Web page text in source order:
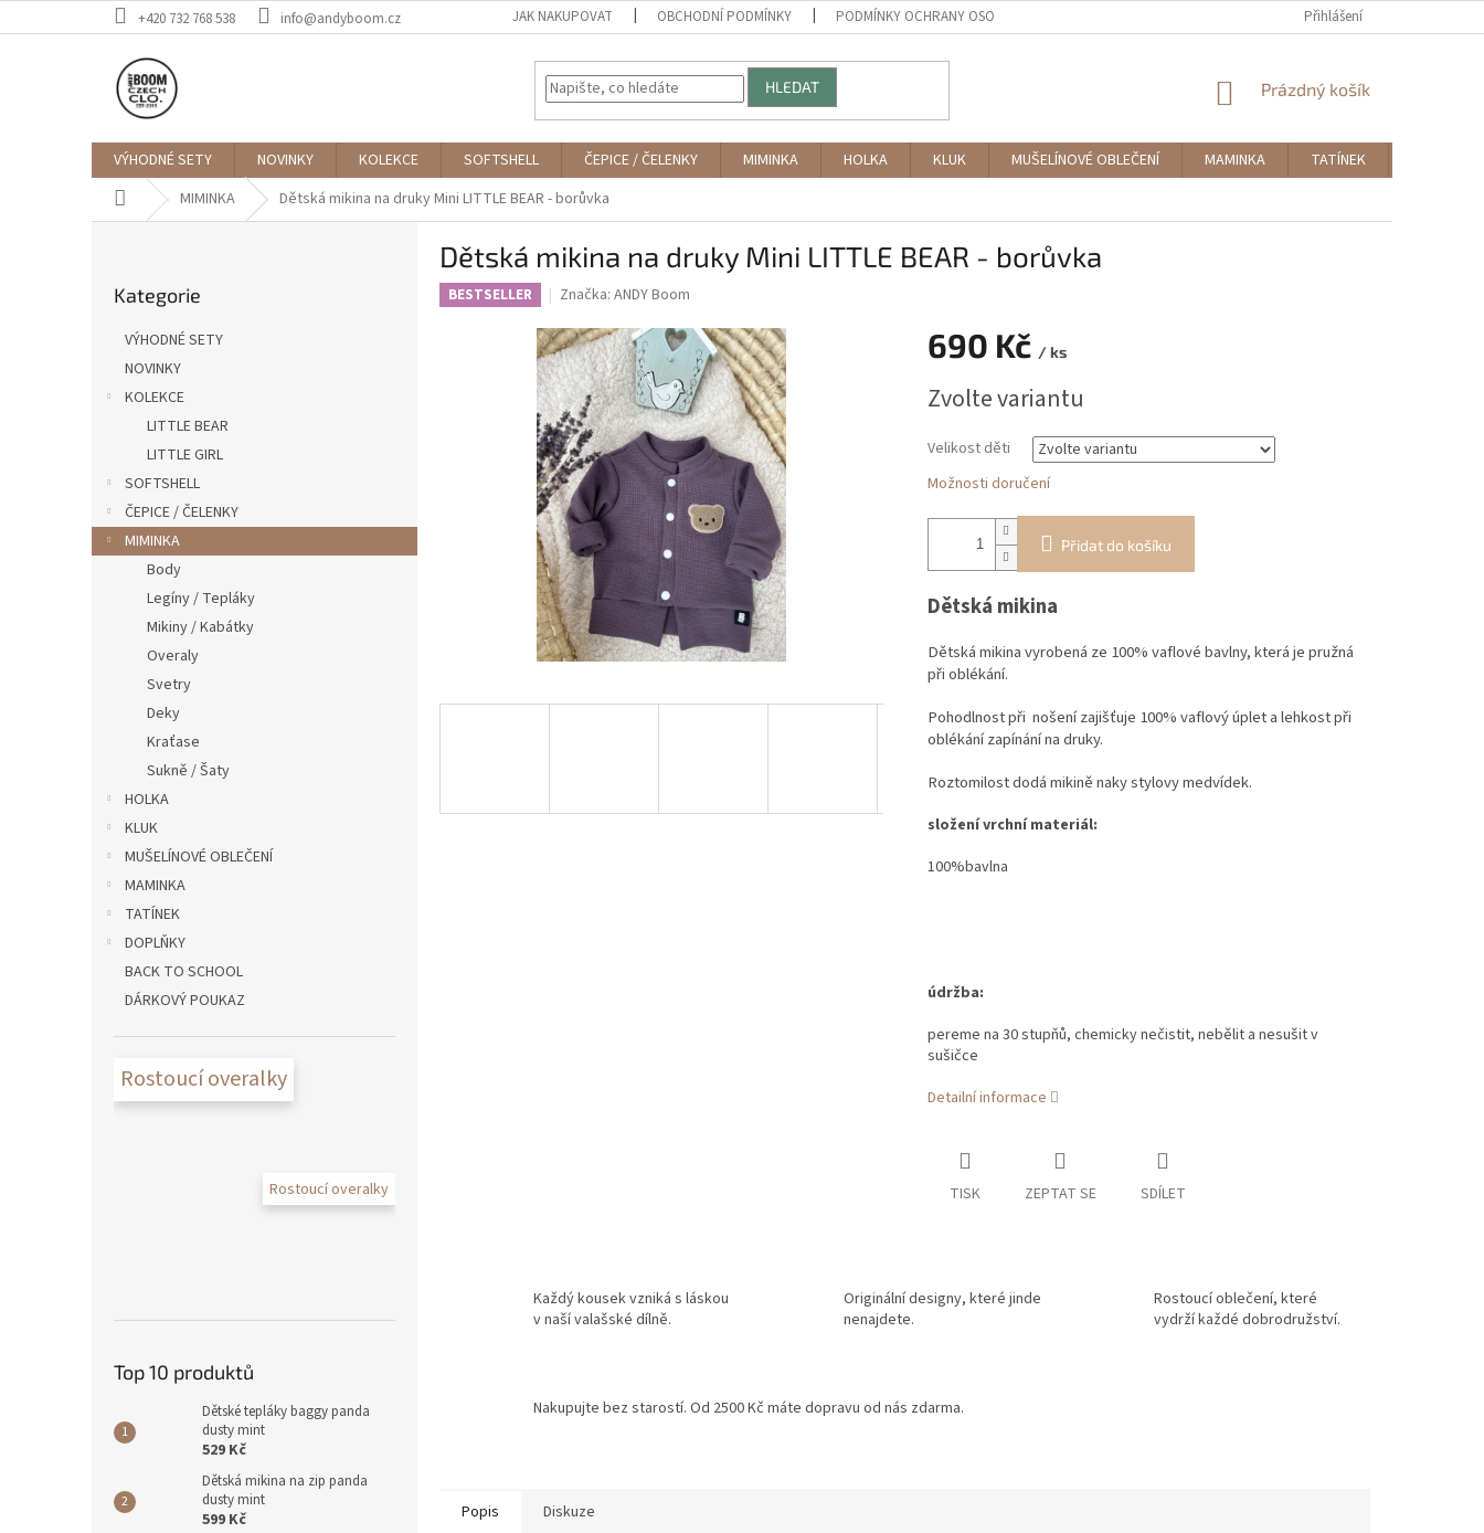
na
+420 732 768 538 info@andyboom.cz JAK NAKUPOVAT OBCHODNÍ PODMÍNKY PODMÍNKY OCHRANY OSOBNÍCH ÚDAJŮ Přihlášení
HLEDAT
NÁKUPNÍ
Prázdný košík
VÝHODNÉ SETY NOVINKY KOLEKCE SOFTSHELL ČEPICE / ČELENKY MIMINKA HOLKA KLUK MUŠELÍNOVÉ OBLEČENÍ MAMINKA TATÍNEK
Domů MIMINKA Dětská mikina na druky Mini LITTLE BEAR - borůvka
e
l
kategorie
Kategorie
VÝHODNÉ SETY
NOVINKY
KOLEKCE
LITTLE BEAR
LITTLE GIRL
SOFTSHELL
ČEPICE / ČELENKY
MIMINKA
Body
Legíny / Tepláky
Mikiny / Kabátky
Overaly
Svetry
Deky
Kraťase
Sukně / Šaty
HOLKA
KLUK
MUŠELÍNOVÉ OBLEČENÍ
MAMINKA
TATÍNEK
DOPLŇKY
BACK TO SCHOOL
DÁRKOVÝ POUKAZ
Rostoucí overalky
Rostoucí overalky
Top 10 produktů
Dětské tepláky baggy panda
dusty mint
529 Kč
Dětská mikina na zip panda
dusty mint
599 Kč
Dětská mikina na druky Mini LITTLE BEAR - borůvka
BESTSELLER Značka: ANDY Boom
690 Kč / ks
cena:
Zvolte variantu
Velikost děti
Možnosti doručení
Přidat do košíku
Dětská mikina
Dětská mikina vyrobená ze 100% vaflové bavlny, která je pružná
při oblékání.
Pohodlnost při nošení zajišťuje 100% vaflový úplet a lehkost při
oblékání zapínání na druky.
Roztomilost dodá mikině naky stylovy medvídek.
složení vrchní materiál:
100%bavlna
údržba:
pereme na 30 stupňů, chemicky nečistit, nebělit a nesušit v
sušičce
Detailní informace
TISK ZEPTAT SE SDÍLET
Každý kousek vzniká s láskou
v naší valašské dílně.
Originální designy, které jinde
nenajdete.
Rostoucí oblečení, které
vydrží každé dobrodružství.
Nakupujte bez starostí. Od 2500 Kč máte dopravu od nás zdarma.
Popis Diskuze